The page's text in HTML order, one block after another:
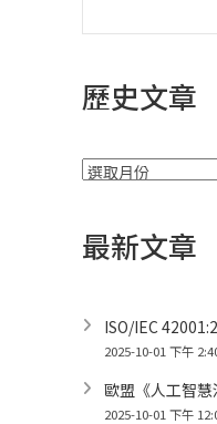
歷史文章
彙
最新文章
ISO/IEC
2025-10-01 下午
歐盟《人工智慧
2025-10-01 下午